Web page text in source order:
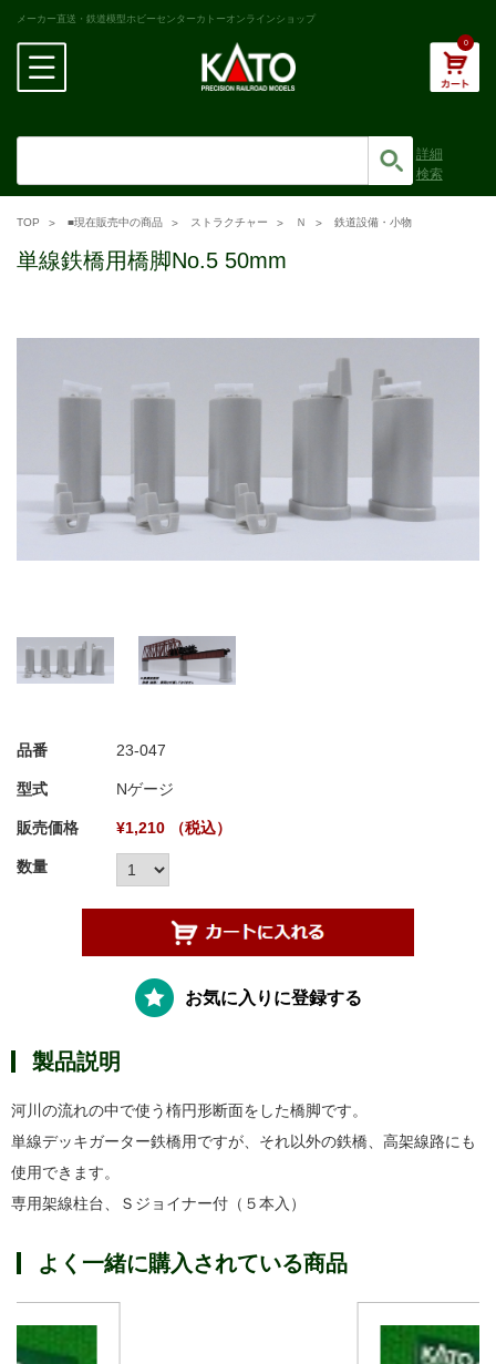
メーカー直送・鉄道模型ホビーセンターカトーオンラインショップ
0
詳細
検索
TOP ■現在販売中の商品 ストラクチャー Ｎ 鉄道設備・小物
単線鉄橋用橋脚No.5 50mm
品番 23-047
型式 Nゲージ
販売価格 ¥1,210 （税込）
数量
お気に入りに登録する
製品説明
河川の流れの中で使う楕円形断面をした橋脚です。
単線デッキガーター鉄橋用ですが、それ以外の鉄橋、高架線路にも
使用できます。
専用架線柱台、Ｓジョイナー付（５本入）
よく一緒に購入されている商品